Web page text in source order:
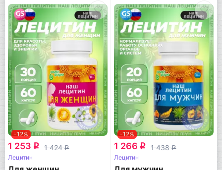
-12%
1 253 q 1 424q
Лецитин
-12%
1 266 q 1 438q
Лецитин